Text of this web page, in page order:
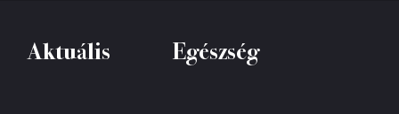
Aktuális Egészség